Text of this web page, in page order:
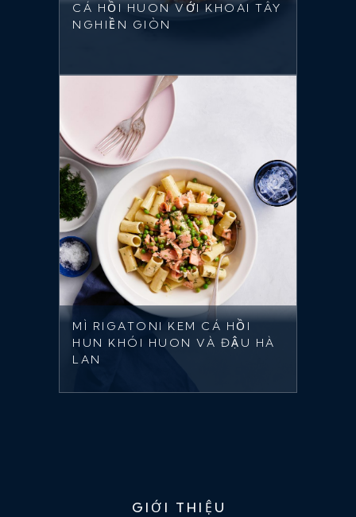
CÁ HỒI HUON VỚI KHOAI TÂY
NGHIỀN GIÒN
MÌ RIGATONI KEM CÁ HỒI
HUN KHÓI HUON VÀ ĐẬU HÀ
LAN
GIỚI THIỆU